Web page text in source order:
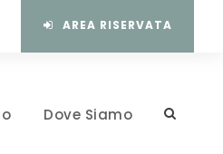
AREA RISERVATA
Dove Siamo